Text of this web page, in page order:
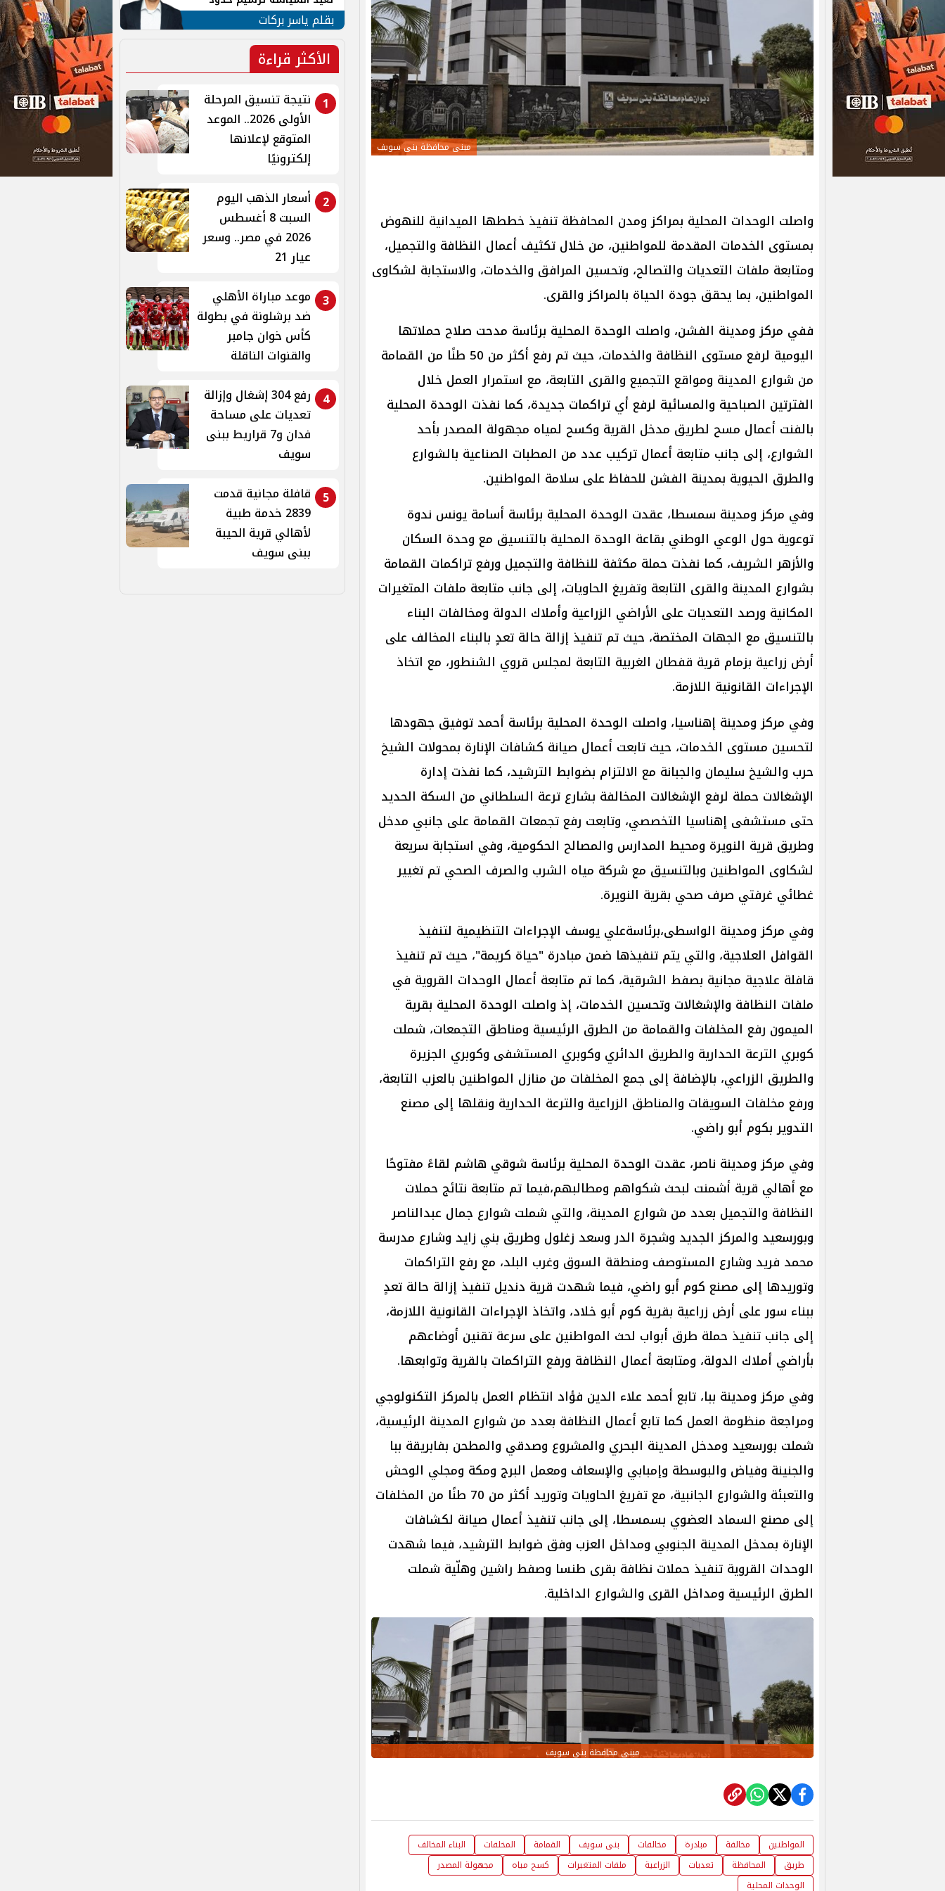
مبنى محافظة بنى سويف
واصلت الوحدات المحلية بمراكز ومدن المحافظة تنفيذ خططها الميدانية للنهوض
بمستوى الخدمات المقدمة للمواطنين، من خلال تكثيف أعمال النظافة والتجميل،
ومتابعة ملفات التعديات والتصالح، وتحسين المرافق والخدمات، والاستجابة لشكاوى
المواطنين، بما يحقق جودة الحياة بالمراكز والقرى.
ففي مركز ومدينة الفشن، واصلت الوحدة المحلية برئاسة مدحت صلاح حملاتها
اليومية لرفع مستوى النظافة والخدمات، حيث تم رفع أكثر من 50 طنًا من القمامة
من شوارع المدينة ومواقع التجميع والقرى التابعة، مع استمرار العمل خلال
الفترتين الصباحية والمسائية لرفع أي تراكمات جديدة، كما نفذت الوحدة المحلية
بالفنت أعمال مسح لطريق مدخل القرية وكسح لمياه مجهولة المصدر بأحد
الشوارع، إلى جانب متابعة أعمال تركيب عدد من المطبات الصناعية بالشوارع
والطرق الحيوية بمدينة الفشن للحفاظ على سلامة المواطنين.
وفي مركز ومدينة سمسطا، عقدت الوحدة المحلية برئاسة أسامة يونس ندوة
توعوية حول الوعي الوطني بقاعة الوحدة المحلية بالتنسيق مع وحدة السكان
والأزهر الشريف، كما نفذت حملة مكثفة للنظافة والتجميل ورفع تراكمات القمامة
بشوارع المدينة والقرى التابعة وتفريغ الحاويات، إلى جانب متابعة ملفات المتغيرات
المكانية ورصد التعديات على الأراضي الزراعية وأملاك الدولة ومخالفات البناء
بالتنسيق مع الجهات المختصة، حيث تم تنفيذ إزالة حالة تعدٍ بالبناء المخالف على
أرض زراعية بزمام قرية قفطان الغربية التابعة لمجلس قروي الشنطور، مع اتخاذ
الإجراءات القانونية اللازمة.
وفي مركز ومدينة إهناسيا، واصلت الوحدة المحلية برئاسة أحمد توفيق جهودها
لتحسين مستوى الخدمات، حيث تابعت أعمال صيانة كشافات الإنارة بمحولات الشيخ
حرب والشيخ سليمان والجبانة مع الالتزام بضوابط الترشيد، كما نفذت إدارة
الإشغالات حملة لرفع الإشغالات المخالفة بشارع ترعة السلطاني من السكة الحديد
حتى مستشفى إهناسيا التخصصي، وتابعت رفع تجمعات القمامة على جانبي مدخل
وطريق قرية النويرة ومحيط المدارس والمصالح الحكومية، وفي استجابة سريعة
لشكاوى المواطنين وبالتنسيق مع شركة مياه الشرب والصرف الصحي تم تغيير
غطائي غرفتي صرف صحي بقرية النويرة.
وفي مركز ومدينة الواسطى،برئاسةعلي يوسف الإجراءات التنظيمية لتنفيذ
القوافل العلاجية، والتي يتم تنفيذها ضمن مبادرة "حياة كريمة"، حيث تم تنفيذ
قافلة علاجية مجانية بصفط الشرقية، كما تم متابعة أعمال الوحدات القروية في
ملفات النظافة والإشغالات وتحسين الخدمات، إذ واصلت الوحدة المحلية بقرية
الميمون رفع المخلفات والقمامة من الطرق الرئيسية ومناطق التجمعات، شملت
كوبري الترعة الحدارية والطريق الدائري وكوبري المستشفى وكوبري الجزيرة
والطريق الزراعي، بالإضافة إلى جمع المخلفات من منازل المواطنين بالعزب التابعة،
ورفع مخلفات السويقات والمناطق الزراعية والترعة الحدارية ونقلها إلى مصنع
التدوير بكوم أبو راضي.
وفي مركز ومدينة ناصر، عقدت الوحدة المحلية برئاسة شوقي هاشم لقاءً مفتوحًا
مع أهالي قرية أشمنت لبحث شكواهم ومطالبهم،فيما تم متابعة نتائج حملات
النظافة والتجميل بعدد من شوارع المدينة، والتي شملت شوارع جمال عبدالناصر
وبورسعيد والمركز الجديد وشجرة الدر وسعد زغلول وطريق بني زايد وشارع مدرسة
محمد فريد وشارع المستوصف ومنطقة السوق وغرب البلد، مع رفع التراكمات
وتوريدها إلى مصنع كوم أبو راضي، فيما شهدت قرية دنديل تنفيذ إزالة حالة تعدٍ
ببناء سور على أرض زراعية بقرية كوم أبو خلاد، واتخاذ الإجراءات القانونية اللازمة،
إلى جانب تنفيذ حملة طرق أبواب لحث المواطنين على سرعة تقنين أوضاعهم
بأراضي أملاك الدولة، ومتابعة أعمال النظافة ورفع التراكمات بالقرية وتوابعها.
وفي مركز ومدينة ببا، تابع أحمد علاء الدين فؤاد انتظام العمل بالمركز التكنولوجي
ومراجعة منظومة العمل كما تابع أعمال النظافة بعدد من شوارع المدينة الرئيسية،
شملت بورسعيد ومدخل المدينة البحري والمشروع وصدقي والمطحن بفابريقة ببا
والجنينة وفياض والبوسطة وإمبابي والإسعاف ومعمل البرج ومكة ومجلي الوحش
والتعبئة والشوارع الجانبية، مع تفريغ الحاويات وتوريد أكثر من 70 طنًا من المخلفات
إلى مصنع السماد العضوي بسمسطا، إلى جانب تنفيذ أعمال صيانة لكشافات
الإنارة بمدخل المدينة الجنوبي ومداخل العزب وفق ضوابط الترشيد، فيما شهدت
الوحدات القروية تنفيذ حملات نظافة بقرى طنسا وصفط راشين وهلّية شملت
الطرق الرئيسية ومداخل القرى والشوارع الداخلية.
مبنى محافظة بنى سويف
المواطنين مخالفة مبادرة مخالفات بنى سويف القمامة المخلفات
البناء المخالف
طريق
المحافظة تعديات الزراعية ملفات المتغيرات كسح مياه
مجهولة المصدر
الوحدات المحلية
الأمن القومي العربي
بقلم ياسر بركات
الأكثر قراءة
1
نتيجة تنسيق المرحلة
الأولى 2026.. الموعد
المتوقع لإعلانها
إلكترونيًا
2
أسعار الذهب اليوم
السبت 8 أغسطس
2026 في مصر.. وسعر
عيار 21
3 موعد مباراة الأهلي
ضد برشلونة في بطولة
كأس خوان جامبر
والقنوات الناقلة
4
رفع 304 إشغال وإزالة
تعديات على مساحة
فدان و7 قراريط ببنى
سويف
5
قافلة مجانية قدمت
2839 خدمة طبية
لأهالي قرية الحيبة
ببنى سويف